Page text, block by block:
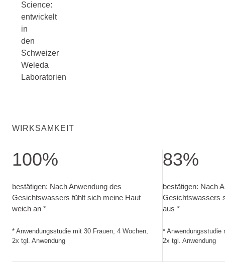
Science:
entwickelt
in
den
Schweizer
Weleda
Laboratorien
WIRKSAMKEIT
100%
bestätigen: Nach Anwendung des
Gesichtswassers fühlt sich meine Haut
weich an *
* Anwendungsstudie mit 30 Frauen, 4 Wochen,
2x tgl. Anwendung
83%
bestätigen: Nach
Gesichtswassers
aus *
* Anwendungsstudie
2x tgl. Anwendung